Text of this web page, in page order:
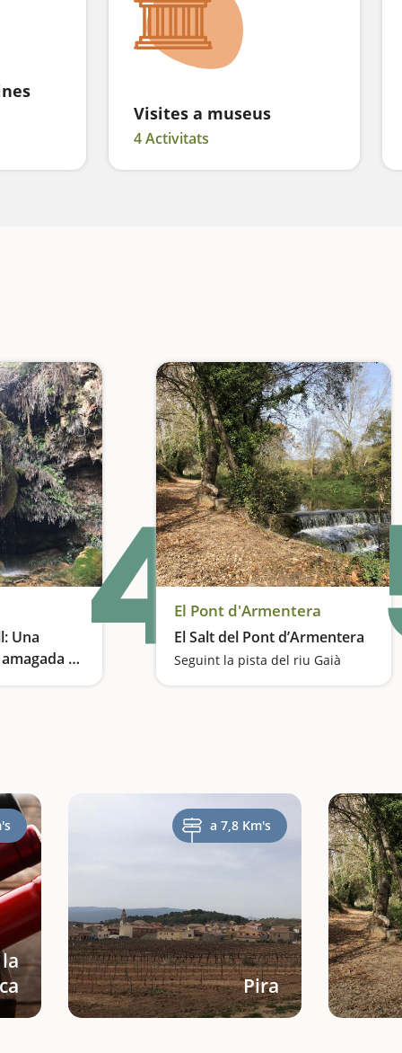
Visites a museus
4 Activitats
Una
a
Una ruta curta entre boscos, fonts i una cascada secreta4El Pont d'Armentera
El Salt del Pont d’Armentera
Seguint la pista del riu Gaià
a 7,8 Km's
Pira